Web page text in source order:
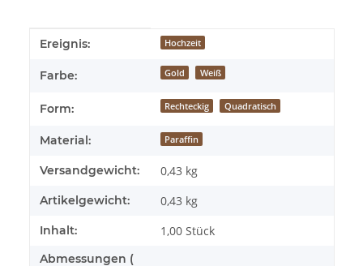
Produkteigenschaft
Wert
Ereignis: Hochzeit
Farbe: Gold Weiß
Form: Rechteckig Quadratisch
Material: Paraffin
Versandgewicht: 0,43 kg
Artikelgewicht: 0,43 kg
Inhalt: 1,00 Stück
Abmessungen (